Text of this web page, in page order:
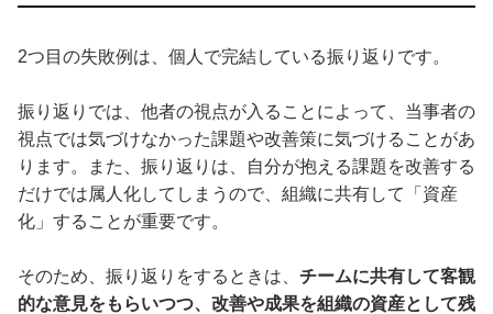
2つ目の失敗例は、個人で完結している振り返りです。
振り返りでは、他者の視点が入ることによって、当事者の
視点では気づけなかった課題や改善策に気づけることがあ
ります。また、振り返りは、自分が抱える課題を改善する
だけでは属人化してしまうので、組織に共有して「資産
化」することが重要です。
そのため、振り返りをするときは、 チームに共有して客観
的な意見をもらいつつ、改善や成果を組織の資産として残